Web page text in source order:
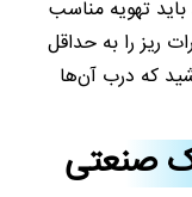
تهویه مناسب
ریز را به حداقل
که درب آن‌ها
صنعتی